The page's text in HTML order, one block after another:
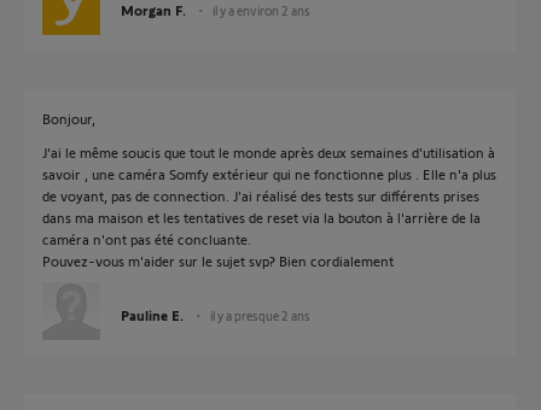
Morgan F. il y a environ 2 ans
Bonjour,
J'ai le même soucis que tout le monde après deux semaines d'utilisation à
savoir , une caméra Somfy extérieur qui ne fonctionne plus . Elle n'a plus
de voyant, pas de connection. J'ai réalisé des tests sur différents prises
dans ma maison et les tentatives de reset via la bouton à l'arrière de la
caméra n'ont pas été concluante.
Pouvez-vous m'aider sur le sujet svp? Bien cordialement
Pauline E. il y a presque 2 ans